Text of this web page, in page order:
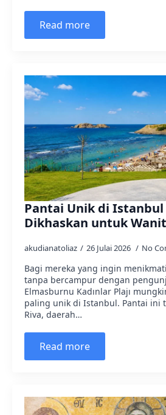
Read more
Pantai Unik di Istanbul
Dikhaskan untuk
akudianatoliaz 26 Julai 2026 No
Bagi mereka yang ingin
tanpa bercampur dengan
Elmasburnu Kadınlar Plajı
paling unik di Istanbul. Pantai ini
Riva, daerah…
Read more